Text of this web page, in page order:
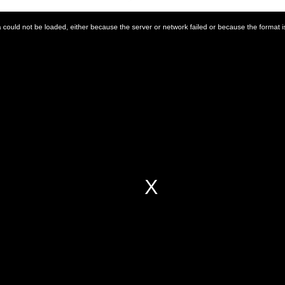
could not be loaded, either because the server or network failed or because the format